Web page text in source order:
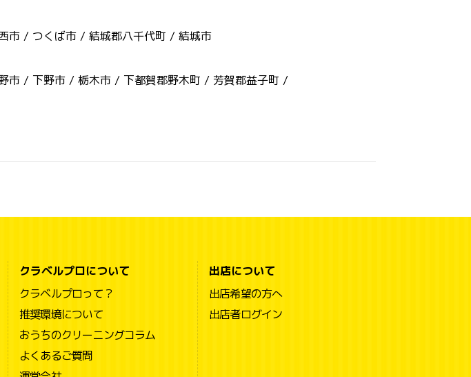
市 / つくば市 / 結城郡八千代町 / 結城市
市 / 下野市 / 栃木市 / 下都賀郡野木町 / 芳賀郡益子町 /
クラベルプロについて
クラベルプロって？
推奨環境について
おうちのクリーニングコラム
よくあるご質問
出店について
出店希望の方へ
出店者ログイン